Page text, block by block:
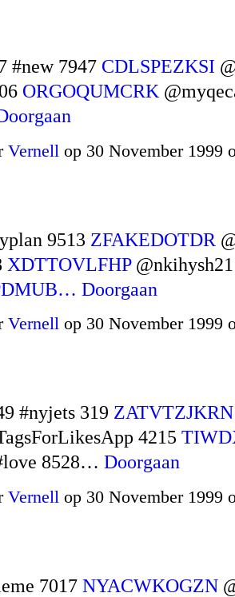
#new 7947 CDLSPEZKSI
ORGOQUMCRK
Vernell op 30 November 1999
9513 ZFAKEDOTDR
XDTTOVLFHP
Doorgaan
Vernell op 30 November 1999
#nyjets 319 ZATVTZJKRN
4215
8528… Doorgaan
Vernell op 30 November 1999
7017 NYACWKOGZN